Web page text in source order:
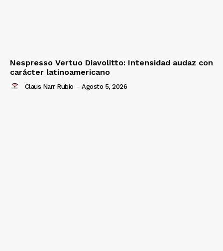
Nespresso Vertuo Diavolitto: Intensidad audaz con
carácter latinoamericano
Claus Narr Rubio - Agosto 5, 2026